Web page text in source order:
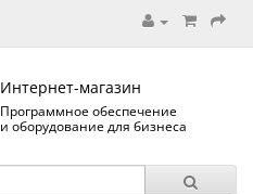
Интернет-магазин
Программное обеспечение
и оборудование для бизнеса